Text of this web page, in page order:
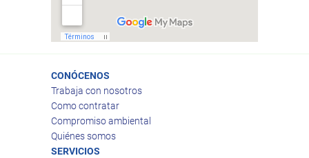
CONÓCENOS
Trabaja con nosotros
Como contratar
Compromiso ambiental
Quiénes somos
SERVICIOS